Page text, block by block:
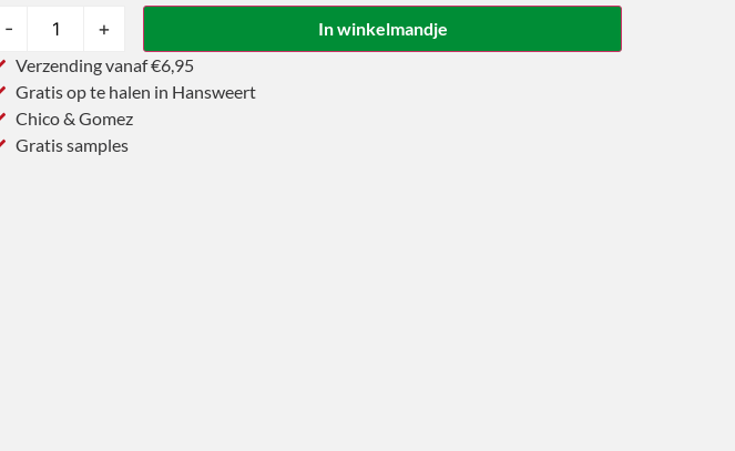
- +
In winkelmandje
Verzending vanaf €6,95
Gratis op te halen in Hansweert
Chico & Gomez
Gratis samples